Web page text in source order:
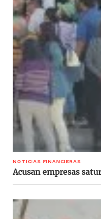
NOTICIAS FINANCIERAS
Acusan empresas